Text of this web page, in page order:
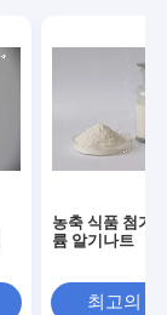
농축 식품 첨가
륨 알기나트
최고의